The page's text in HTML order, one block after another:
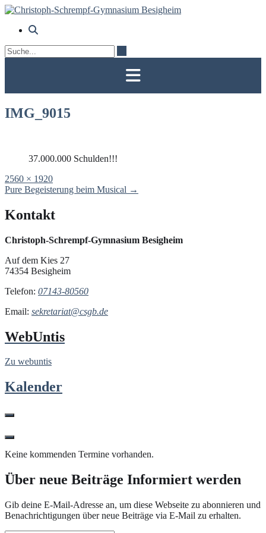
Skip
content
IMG_9015
37.000.000 Schulden!!!
Full
size
2560 × 1920
Post
Pure Begeisterung beim Musical →
Kontakt
Christoph-Schrempf-Gymnasium Besigheim
Auf dem Kies 27
74354 Besigheim
Telefon: 07143-80560
Email: sekretariat@csgb.de
WebUntis
Zu webuntis
Kalender
Keine kommenden Termine vorhanden.
Über neue Beiträge Informiert werden
Gib deine E-Mail-Adresse an, um diese Webseite zu abonnieren und
Benachrichtigungen über neue Beiträge via E-Mail zu erhalten.